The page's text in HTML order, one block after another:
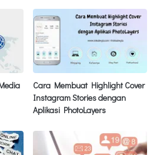
Cara Membuat Highlight Cover
Instagram Stories dengan
Aplikasi PhotoLayers